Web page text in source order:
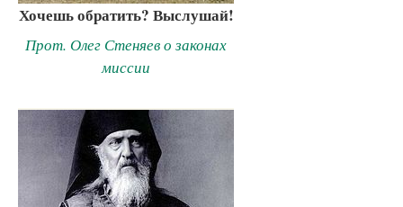
Хочешь обратить? Выслушай!
Прот. Олег Стеняев о законах
миссии